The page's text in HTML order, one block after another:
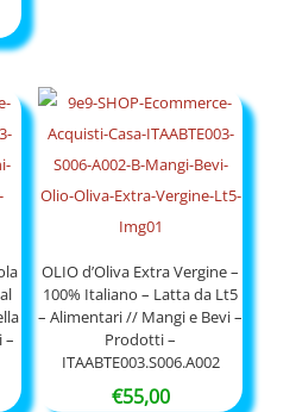
€131,90
–
OLIO d’Oliva Extra Vergine –
100% Italiano – Latta da Lt5
– Alimentari // Mangi e Bevi –
Prodotti –
ITAABTE003.S006.A002
€55,00